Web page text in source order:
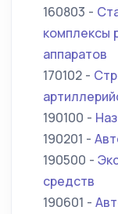
160803 -
комплексы
аппаратов
170102 -
190100 -
190201 -
190500 -
средств
190601 -